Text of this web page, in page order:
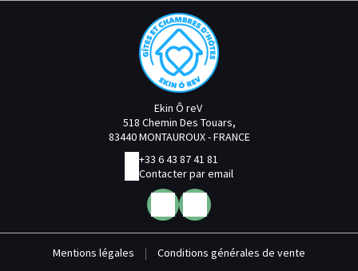
Ekin Ô reV
518 Chemin Des Touars,
83440 MONTAUROUX - FRANCE
+33 6 43 87 41 81
Contacter par email
Mentions légales | Conditions générales de vente